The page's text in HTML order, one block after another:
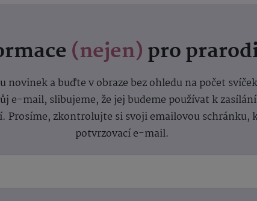
(nejen)pro
novinek a buďte v obraze bez ohledu na počet
e-mail, slibujeme, že jej budeme používat k
Prosíme, zkontrolujte si svoji emailovou schránku,
potvrzovací e-mail.